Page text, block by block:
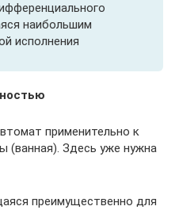
наибольшим
исполнения
применительно к
(ванная). Здесь уже нужна
преимущественно для